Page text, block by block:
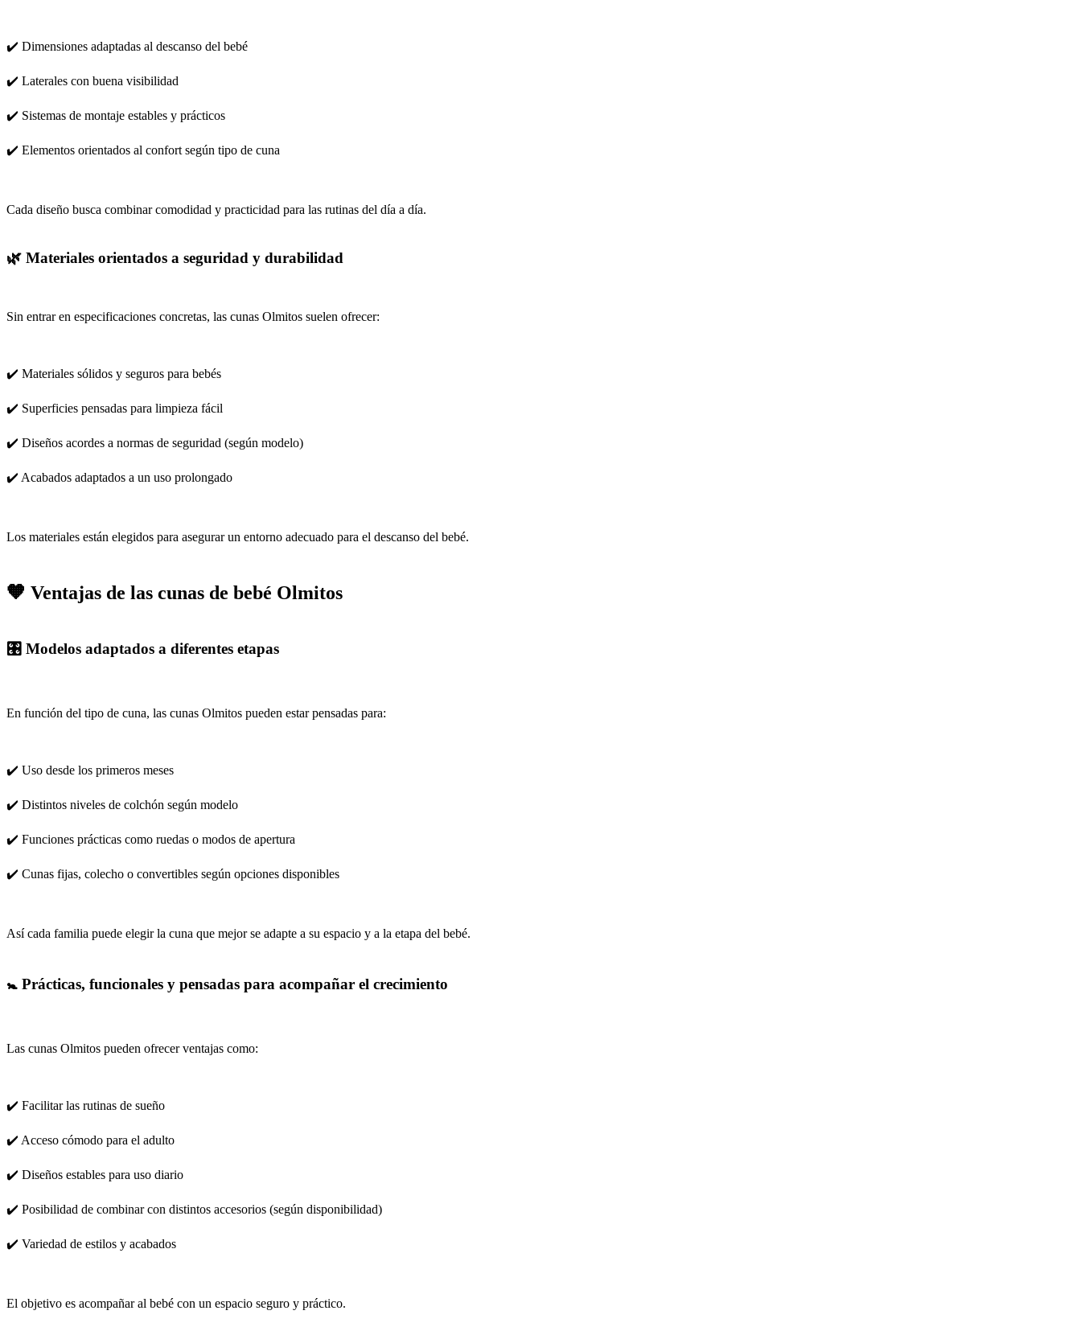
✔️ Dimensiones adaptadas al descanso del bebé
✔️ Laterales con buena visibilidad
✔️ Sistemas de montaje estables y prácticos
✔️ Elementos orientados al confort según tipo de cuna
Cada diseño busca combinar comodidad y practicidad para las rutinas del día a día.
🌿 Materiales orientados a seguridad y durabilidad
Sin entrar en especificaciones concretas, las cunas Olmitos suelen ofrecer:
✔️ Materiales sólidos y seguros para bebés
✔️ Superficies pensadas para limpieza fácil
✔️ Diseños acordes a normas de seguridad (según modelo)
✔️ Acabados adaptados a un uso prolongado
Los materiales están elegidos para asegurar un entorno adecuado para el descanso del bebé.
🧡 Ventajas de las cunas de bebé Olmitos
🎛️ Modelos adaptados a diferentes etapas
En función del tipo de cuna, las cunas Olmitos pueden estar pensadas para:
✔️ Uso desde los primeros meses
✔️ Distintos niveles de colchón según modelo
✔️ Funciones prácticas como ruedas o modos de apertura
✔️ Cunas fijas, colecho o convertibles según opciones disponibles
Así cada familia puede elegir la cuna que mejor se adapte a su espacio y a la etapa del bebé.
🚼 Prácticas, funcionales y pensadas para acompañar el crecimiento
Las cunas Olmitos pueden ofrecer ventajas como:
✔️ Facilitar las rutinas de sueño
✔️ Acceso cómodo para el adulto
✔️ Diseños estables para uso diario
✔️ Posibilidad de combinar con distintos accesorios (según disponibilidad)
✔️ Variedad de estilos y acabados
El objetivo es acompañar al bebé con un espacio seguro y práctico.